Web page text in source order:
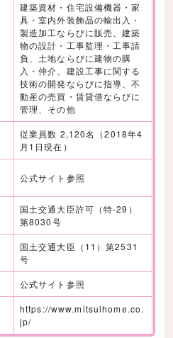
建築資材・住宅設備機器・家
具・室内外装飾品の輸出入・
製造加工ならびに販売、建築
物の設計・工事監理・工事請
負、土地ならびに建物の購
入・仲介、建設工事に関する
技術の開発ならびに指導、不
動産の売買・賃貸借ならびに
管理、その他
従業員数 2,120名（2018年4
月1日現在）
公式サイト参照
国土交通大臣許可（特-29）
第8030号
国土交通大臣（11）第2531
号
公式サイト参照
https://www.mitsuihome.co.
jp/